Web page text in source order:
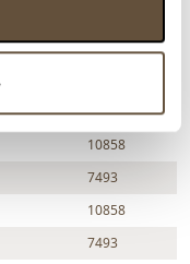
7493
7493
10858
7493
10858
7493